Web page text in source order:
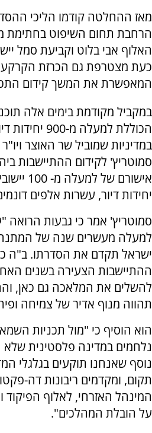
מאז ההחלטה קודמו הליכי
הרחבת תחום השיפוט בחתימת
האלוף אבי בלוט וקביעת סמל
כעת מצטרפת גם הכרזת
המאפשרת את המשך קידום
במקביל מקודמת בימים אלה
הכוללת למעלה
במדיניות שמוביל שר האוצר
סמוטריץ' לקידום ההתיישבות
אישורם
יחידות דיור, עשרות אלפים
סמוטריץ' אמר כי גבעות הרואה
למעלה מעשרים שנה של
ישראל תקדם את הסדרתו. ב"ה
ההתיישבות הצעירה בשנים
להשלים את המלאכה גם כאן,
תהווה מנוף אדיר של צמיחה
הוא הוסיף כי "מול תכניות
נלחמים במדינה פלסטינית שלא
נוסף שאנחנו תוקעים בגלגלי
תקום, ומקדמים ריבונות דה-
המינהל האזרחי, לאלוף הפיקוד
על הובלת המהלכים".